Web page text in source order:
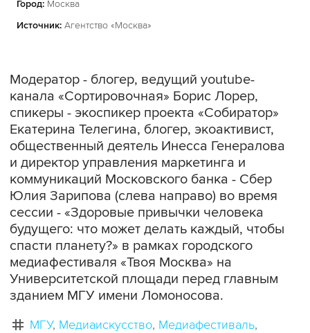
Город: Москва
Источник: Агентство «Москва»
Модератор - блогер, ведущий youtube-
канала «Сортировочная» Борис Лорер,
спикеры - экоспикер проекта «Собиратор»
Екатерина Телегина, блогер, экоактивист,
общественный деятель Инесса Генералова
и директор управления маркетинга и
коммуникаций Московского банка - Сбер
Юлия Зарипова (слева направо) во время
сессии - «Здоровые привычки человека
будущего: что может делать каждый, чтобы
спасти планету?» в рамках городского
медиафестиваля «Твоя Москва» на
Университетской площади перед главным
зданием МГУ имени Ломоносова.
МГУ Медиаискусство Медиафестиваль